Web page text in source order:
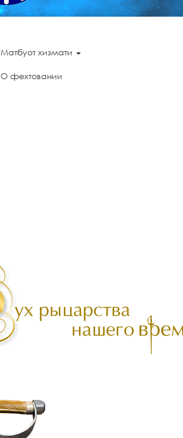
Матбуот хизмати
О фехтовании